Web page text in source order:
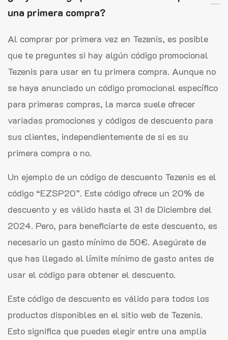
una primera compra?
Al comprar por primera vez en Tezenis, es posible
que te preguntes si hay algún código promocional
Tezenis para usar en tu primera compra. Aunque no
se haya anunciado un código promocional específico
para primeras compras, la marca suele ofrecer
variadas promociones y códigos de descuento para
sus clientes, independientemente de si es su
primera compra o no.
Un ejemplo de un código de descuento Tezenis es el
código “EZSP20”. Este código ofrece un 20% de
descuento y es válido hasta el 31 de Diciembre del
2024. Pero, para beneficiarte de este descuento, es
necesario un gasto mínimo de 50€. Asegúrate de
que has llegado al límite mínimo de gasto antes de
usar el código para obtener el descuento.
Este código de descuento es válido para todos los
productos disponibles en el sitio web de Tezenis.
Esto significa que puedes elegir entre una amplia